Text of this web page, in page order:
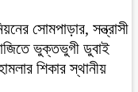
সোমপাড়ার, সন্ত্রাসী
ভুক্তভুগী ডুবাই
শিকার স্থানীয়